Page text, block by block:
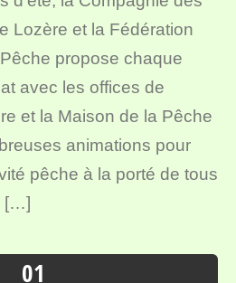
Lozère et la Fédération
propose chaque
avec les offices de
et la Maison de la Pêche
animations pour
pêche à la porté de tous
[…]
01